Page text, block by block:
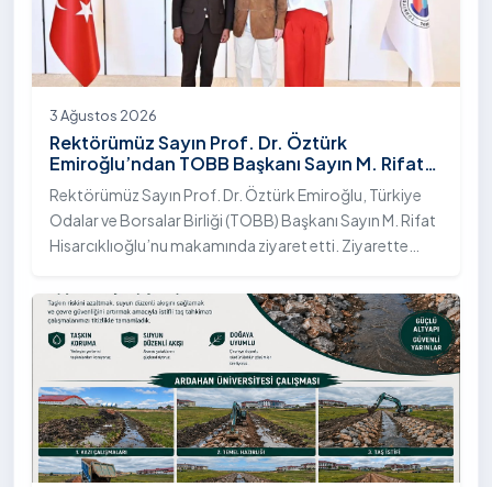
3 Ağustos 2026
Rektörümüz Sayın Prof. Dr. Öztürk
Emiroğlu’ndan TOBB Başkanı Sayın M. Rifat
Hisarcıklıoğlu’na Ziyaret
Rektörümüz Sayın Prof. Dr. Öztürk Emiroğlu, Türkiye
Odalar ve Borsalar Birliği (TOBB) Başkanı Sayın M. Rifat
Hisarcıklıoğlu’nu makamında ziyaret etti. Ziyarette
Emiroğlu Hanımefendi eşlik etti.